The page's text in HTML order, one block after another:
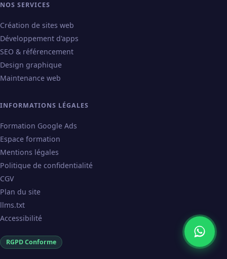
NOS SERVICES
Création de sites web
Développement d'apps
SEO & référencement
Design graphique
Maintenance web
INFORMATIONS LÉGALES
Formation Google Ads
Espace formation
Mentions légales
Politique de confidentialité
CGV
Plan du site
llms.txt
Accessibilité
RGPD Conforme